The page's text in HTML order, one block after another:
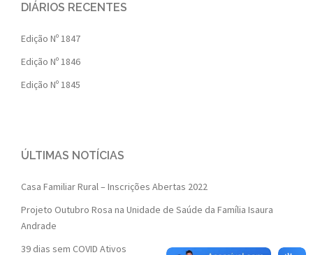
DIÁRIOS RECENTES
Edição Nº 1847
Edição Nº 1846
Edição Nº 1845
ÚLTIMAS NOTÍCIAS
Casa Familiar Rural – Inscrições Abertas 2022
Projeto Outubro Rosa na Unidade de Saúde da Família Isaura
Andrade
39 dias sem COVID Ativos